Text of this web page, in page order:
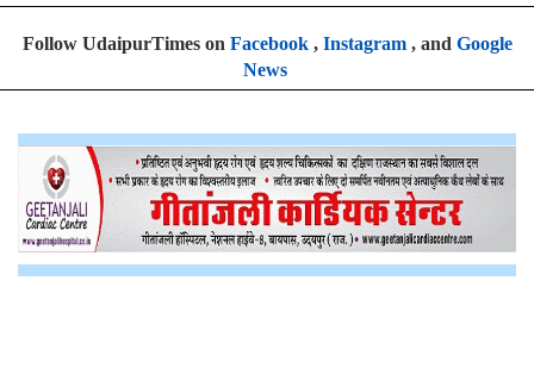
Follow UdaipurTimes on Facebook, Instagram, and Google
News